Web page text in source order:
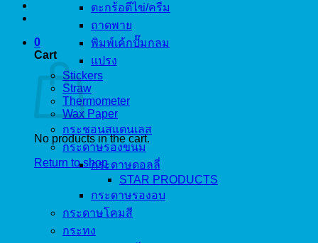
0
Cart
No products in the cart.
Return to shop
ตะกร้อตีไข่/ครีม
ถาดพาย
พิมพ์เค้กปั๊มกลม
แปรง
Stickers
Straw
Thermometer
Wax Paper
กระชอนสแตนเลส
กระดาษรองขนม
กระดาษดอลลี่
STAR PRODUCTS
กระดาษรองอบ
กระดาษโคมสี
กระทง